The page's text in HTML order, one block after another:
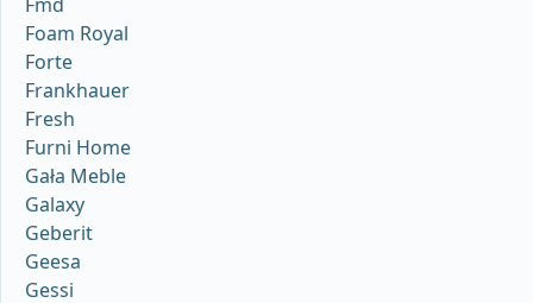
Foam Royal
Forte
Frankhauer
Fresh
Furni Home
Gała Meble
Galaxy
Geberit
Geesa
Gessi